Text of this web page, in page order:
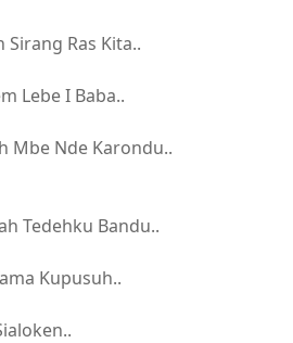
Sirang Ras Kita..
Lebe I Baba..
Mbe Nde Karondu..
Tedehku Bandu..
Kupusuh..